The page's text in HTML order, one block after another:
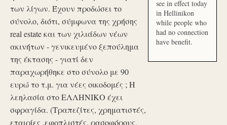
των λίγων. Έχουν προδώσει το
σύνολο, διότι, σύμφωνα της χρήσης
real estate και των χιλιάδων νέων
ακινήτων - γενικευμένο ξεπούλημα
της έκτασης - γιατί δεν
παραχωρήθηκε στο σύνολο με 90
ευρώ το τ.μ. για νέες οικοδομές ; Η
λεηλασία στο ΕΛΛΗΝΙΚΟ έχει
σφραγίδα. (Τραπεζίτες, χρηματιστές,
εταιρίες ,εφοπλιστές, ρασοφόρους,
see in effect today
in Hellinikon
while people who
had no connection
have benefit.